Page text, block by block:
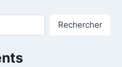
Rechercher